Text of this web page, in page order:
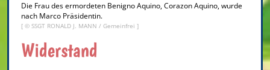
Die Frau des ermordeten Benigno Aquino, Corazon Aquino, wurde
nach Marco Präsidentin.
[ © SSGT RONALD J. MANN / Gemeinfrei ]
Widerstand